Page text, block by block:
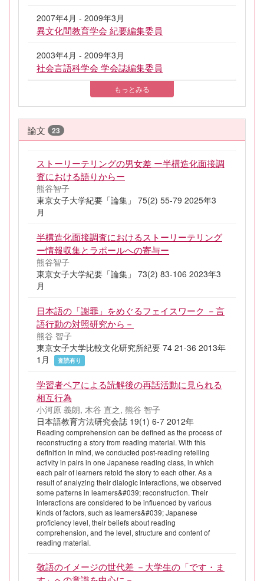
2007年4月 - 2009年3月
異文化間教育学会 紀要編集委員
2003年4月 - 2009年3月
社会言語科学会 学会誌編集委員
もっとみる
論文 23
ストーリーテリングの男女差 ー半構造化面接調
査における語りからー
熊谷智子
東京女子大学紀要「論集」 75(2) 55-79 2025年3
月
半構造化面接調査におけるストーリーテリング
ー情報収集とラポールへの寄与ー
熊谷智子
東京女子大学紀要「論集」 73(2) 83-106 2023年3
月
日本語の「謝罪」をめぐるフェイスワーク －言
語行動の対照研究から－
熊谷 智子
東京女子大学比較文化研究所紀要 74 21-36 2013年
1月
査読有り
学習者ペアによる読解後の再話活動に見られる
相互行為
小河原 義朗, 木谷 直之, 熊谷 智子
日本語教育方法研究会誌 19(1) 6-7 2012年
Reading comprehension can be defined as the process of
reconstructing a story from reading material. With this
definition in mind, we conducted post-reading retelling
activity in pairs in one Japanese reading class, in which
each pair of learners retold the story to each other. As a
result of analyzing their dialogic interactions, we observed
some patterns in learners&#039; reconstruction. Their
interactions are considered to be influenced by various
kinds of factors, such as learners&#039; Japanese
proficiency level, their beliefs about reading
comprehension, and the level, structure and content of
reading material.
敬語のイメージの世代差 －大学生の「です・ま